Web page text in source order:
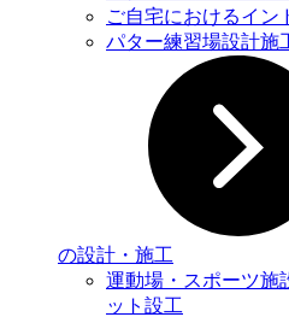
ご自宅におけるイン
パター練習場設計施
の設計・施工
運動場・スポーツ施
ット設⼯